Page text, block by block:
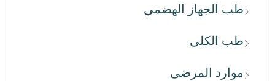
طب الجهاز الهضمي
طب الكلى
موارد المرضى